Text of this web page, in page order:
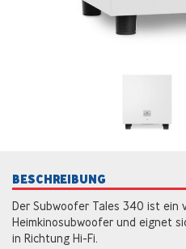
BESCHREIBUNG
Der Subwoofer Tales 340 ist ein
Heimkinosubwoofer und eignet
in Richtung Hi-Fi.